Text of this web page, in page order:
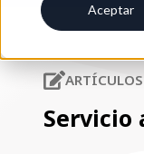
Aceptar
ARTÍCULOS
Servicio